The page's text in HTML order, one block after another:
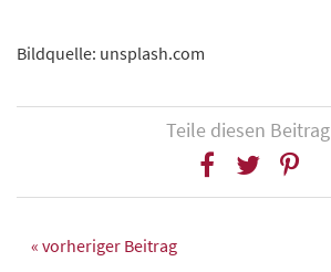
Bildquelle: unsplash.com
Teile diesen Beitrag
« vorheriger Beitrag